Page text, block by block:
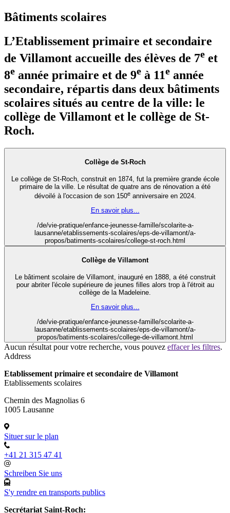
Bâtiments scolaires
L’Etablissement primaire et secondaire
de Villamont accueille des élèves de 7e et
8e année primaire et de 9e à 11e année
secondaire, répartis dans deux bâtiments
scolaires situés au centre de la ville: le
collège de Villamont et le collège de St-
Roch.
Collège de St-Roch
Le collège de St-Roch, construit en 1874, fut la première grande école
primaire de la ville. Le résultat de quatre ans de rénovation a été
dévoilé à l'occasion de son 150eanniversaire en 2024.
En savoir plus...
/de/vie-pratique/enfance-jeunesse-famille/scolarite-a-
lausanne/etablissements-scolaires/eps-de-villamont/a-
propos/batiments-scolaires/college-st-roch.html
Collège de Villamont
Le bâtiment scolaire de Villamont, inauguré en 1888, a été construit
pour abriter l'école supérieure de jeunes filles alors trop à l'étroit au
collège de la Madeleine.
En savoir plus...
/de/vie-pratique/enfance-jeunesse-famille/scolarite-a-
lausanne/etablissements-scolaires/eps-de-villamont/a-
propos/batiments-scolaires/college-de-villamont.html
Aucun résultat pour votre recherche, vous pouvez effacer les filtres.
Address
Etablissement primaire et secondaire de Villamont
Etablissements scolaires
Chemin des Magnolias 6
1005 Lausanne
Situer sur le plan
+41 21 315 47 41
Schreiben Sie uns
S'y rendre en transports publics
Secrétariat Saint-Roch: